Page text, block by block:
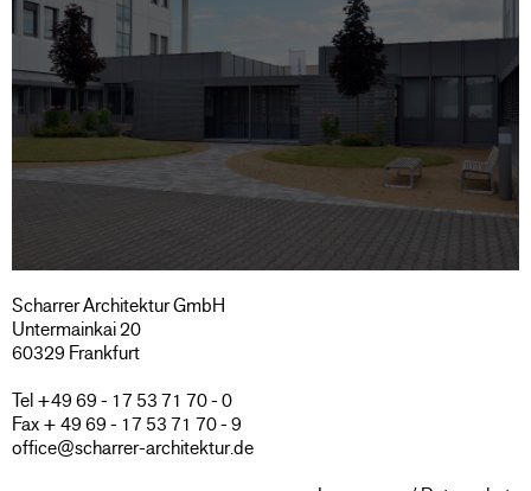
Scharrer Architektur GmbH
Untermainkai 20
60329 Frankfurt
Tel +49 69 - 17 53 71 70 - 0
Fax + 49 69 - 17 53 71 70 - 9
office@scharrer-architektur.de